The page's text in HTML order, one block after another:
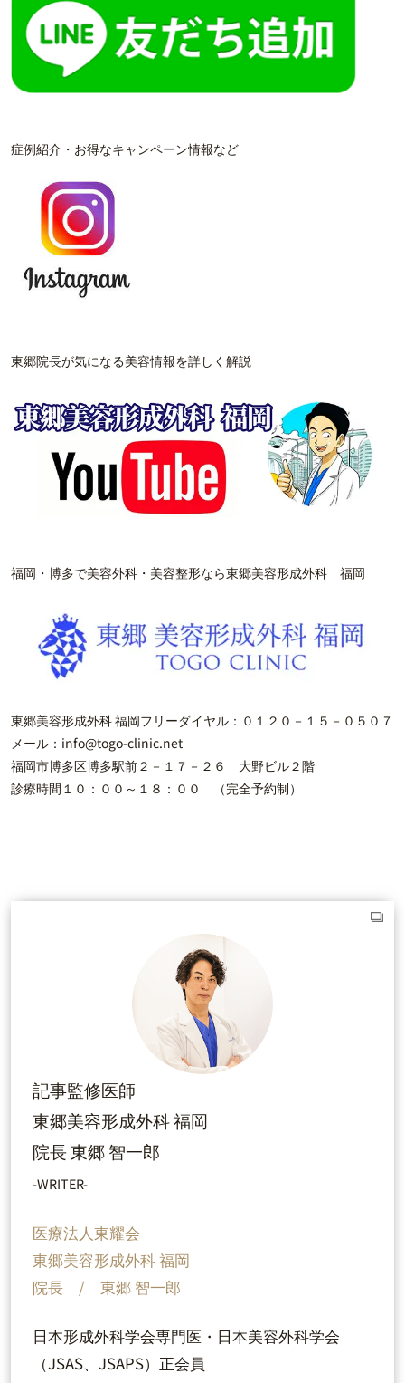
症例紹介・お得なキャンペーン情報など
東郷院長が気になる美容情報を詳しく解説
福岡・博多で美容外科・美容整形なら東郷美容形成外科 福岡
東郷美容形成外科 福岡フリーダイヤル：０１２０－１５－０５０７
メール：info@togo-clinic.net
福岡市博多区博多駅前２－１７－２６ 大野ビル２階
診療時間１０：００～１８：００ （完全予約制）
記事監修医師
東郷美容形成外科 福岡
院長 東郷 智一郎
-WRITER-
医療法人東耀会
東郷美容形成外科 福岡
院長 / 東郷 智一郎
日本形成外科学会専門医・日本美容外科学会
（JSAS、JSAPS）正会員